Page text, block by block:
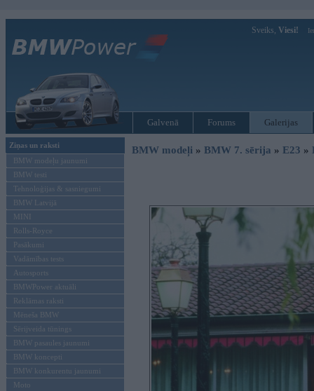
Sveiks, Viesi!
Galvenā Forums Galerijas
Ziņas un raksti
BMW modeļu jaunumi
BMW testi
Tehnoloģijas & sasniegumi
BMW Latvijā
MINI
Rolls-Royce
Pasākumi
Vadāmības tests
Autosports
BMWPower aktuāli
Reklāmas raksti
Mēneša BMW
Sērijveida tūnings
BMW pasaules jaunumi
BMW koncepti
BMW konkurentu jaunumi
Moto
BMW modeļi » BMW 7. sērija » E23 »